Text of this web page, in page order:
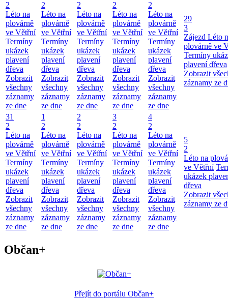
2
Léto na
plovárně
ve Větřní
Termíny
ukázek
plavení
dřeva
Zobrazit
všechny
záznamy
ze dne
2
Léto na
plovárně
ve Větřní
Termíny
ukázek
plavení
dřeva
Zobrazit
všechny
záznamy
ze dne
2
Léto na
plovárně
ve Větřní
Termíny
ukázek
plavení
dřeva
Zobrazit
všechny
záznamy
ze dne
2
Léto na
plovárně
ve Větřní
Termíny
ukázek
plavení
dřeva
Zobrazit
všechny
záznamy
ze dne
2
Léto na
plovárně
ve Větřní
Termíny
ukázek
plavení
dřeva
Zobrazit
všechny
záznamy
ze dne
29
3
Zájezd Léto
plovárně ve
Termíny
plavení dřeva
Zobrazit
záznamy ze
31
2
Léto na
plovárně
ve Větřní
Termíny
ukázek
plavení
dřeva
Zobrazit
všechny
záznamy
ze dne
1
2
Léto na
plovárně
ve Větřní
Termíny
ukázek
plavení
dřeva
Zobrazit
všechny
záznamy
ze dne
2
2
Léto na
plovárně
ve Větřní
Termíny
ukázek
plavení
dřeva
Zobrazit
všechny
záznamy
ze dne
3
2
Léto na
plovárně
ve Větřní
Termíny
ukázek
plavení
dřeva
Zobrazit
všechny
záznamy
ze dne
4
2
Léto na
plovárně
ve Větřní
Termíny
ukázek
plavení
dřeva
Zobrazit
všechny
záznamy
ze dne
5
2
Léto na
ve Větřní
ukázek
dřeva
Zobrazit
záznamy ze
Občan+
Přejít do portálu Občan+